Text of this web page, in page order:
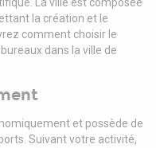
HC
La ville est composée
la création et le
comment choisir le
dans la ville de
et possède de
Suivant votre activité,